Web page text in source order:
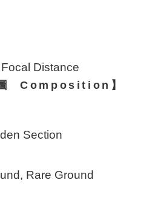
Distance
Composition】
Section
Rare Ground